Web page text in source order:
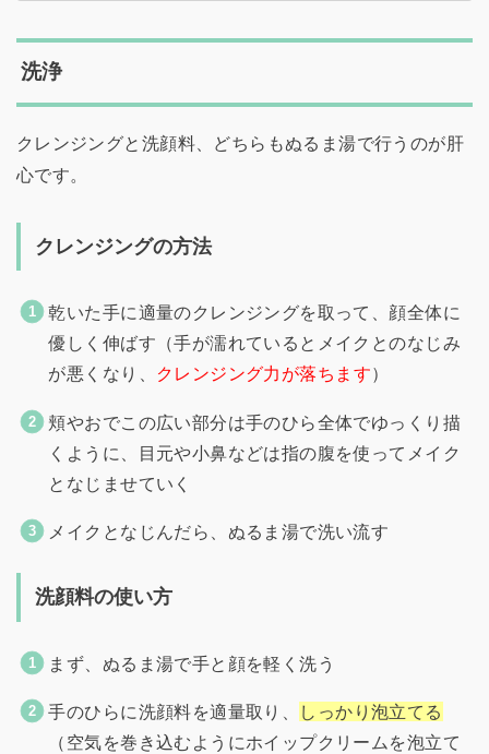
洗浄
クレンジングと洗顔料、どちらもぬるま湯で行うのが肝
心です。
クレンジングの方法
乾いた手に適量のクレンジングを取って、顔全体に
優しく伸ばす（手が濡れているとメイクとのなじみ
が悪くなり、
クレンジング力が落ちます）
頬やおでこの広い部分は手のひら全体でゆっくり描
くように、目元や小鼻などは指の腹を使ってメイク
となじませていく
メイクとなじんだら、ぬるま湯で洗い流す
洗顔料の使い方
まず、ぬるま湯で手と顔を軽く洗う
手のひらに洗顔料を適量取り、
しっかり泡立てる
（空気を巻き込むようにホイップクリームを泡立て